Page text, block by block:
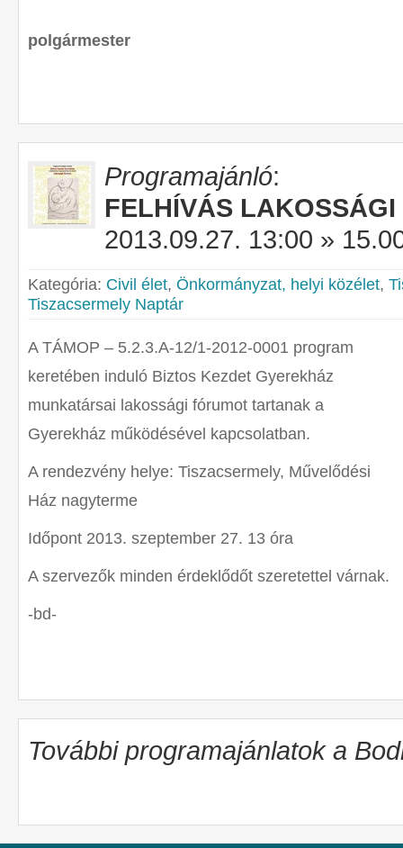
polgármester
Programajánló:
FELHÍVÁS
2013.09.27. 13:00 »
Kategória: Civil élet, Önkormányzat, helyi közélet,
Tiszacsermely Naptár
A TÁMOP – 5.2.3.A-12/1-2012-0001 program
keretében induló Biztos Kezdet Gyerekház
munkatársai lakossági fórumot tartanak a
Gyerekház működésével kapcsolatban.
A rendezvény helye: Tiszacsermely, Művelődési
Ház nagyterme
Időpont 2013. szeptember 27. 13 óra
A szervezők minden érdeklődőt szeretettel várnak.
-bd-
További programajánlatok a